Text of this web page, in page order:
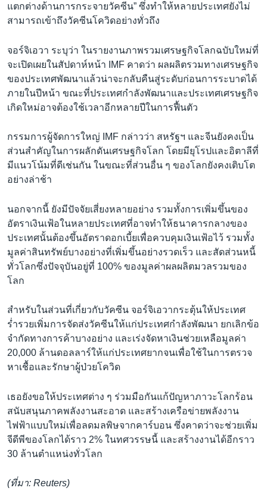
แตกต่างด้านการกระจายวัคซีน” ซึ่งทำให้หลายประเทศยังไม่
สามารถเข้าถึงวัคซีนโควิดอย่างทั่วถึง
จอร์จิเอวา ระบุว่า ในรายงานภาพรวมเศรษฐกิจโลกฉบับใหม่ที่
จะเปิดเผยในสัปดาห์หน้า IMF คาดว่า ผลผลิตรวมทางเศรษฐกิจ
ของประเทศพัฒนาแล้วน่าจะกลับคืนสู่ระดับก่อนการระบาดได้
ภายในปีหน้า ขณะที่ประเทศกำลังพัฒนาและประเทศเศรษฐกิจ
เกิดใหม่อาจต้องใช้เวลาอีกหลายปีในการฟื้นตัว
กรรมการผู้จัดการใหญ่ IMF กล่าวว่า สหรัฐฯ และจีนยังคงเป็น
ส่วนสำคัญในการผลักดันเศรษฐกิจโลก โดยมียุโรปและอิตาลีที่
มีแนวโน้มที่ดีเช่นกัน ในขณะที่ส่วนอื่น ๆ ของโลกยังคงเติบโต
อย่างล่าช้า
นอกจากนี้ ยังมีปัจจัยเสี่ยงหลายอย่าง รวมทั้งการเพิ่มขึ้นของ
อัตราเงินเฟ้อในหลายประเทศที่อาจทำให้ธนาคารกลางของ
ประเทศนั้นต้องขึ้นอัตราดอกเบี้ยเพื่อควบคุมเงินเฟ้อไว้ รวมทั้ง
มูลค่าสินทรัพย์บางอย่างที่เพิ่มขึ้นอย่างรวดเร็ว และสัดส่วนหนี้
ทั่วโลกซึ่งปัจจุบันอยู่ที่ 100% ของมูลค่าผลผลิตมวลรวมของ
โลก
สำหรับในส่วนที่เกี่ยวกับวัคซีน จอร์จิเอวากระตุ้นให้ประเทศ
ร่ำรวยเพิ่มการจัดส่งวัคซีนให้แก่ประเทศกำลังพัฒนา ยกเลิกข้อ
จำกัดทางการค้าบางอย่าง และเร่งจัดหาเงินช่วยเหลือมูลค่า
20,000 ล้านดอลลาร์ให้แก่ประเทศยากจนเพื่อใช้ในการตรวจ
หาเชื้อและรักษาผู้ป่วยโควิด
เธอยังขอให้ประเทศต่าง ๆ ร่วมมือกันแก้ปัญหาภาวะโลกร้อน
สนับสนุนภาคพลังงานสะอาด และสร้างเครือข่ายพลังงาน
ไฟฟ้าแบบใหม่เพื่อลดมลพิษจากคาร์บอน ซึ่งคาดว่าจะช่วยเพิ่ม
จีดีพีของโลกได้ราว 2% ในทศวรรษนี้ และสร้างงานได้อีกราว
30 ล้านตำแหน่งทั่วโลก
(ที่มา: Reuters)